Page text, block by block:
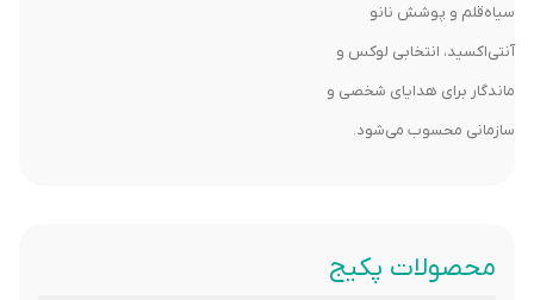
سیاه‌قلم و پوشش نانو
آنتی‌اکسید، انتخابی لوکس و
ماندگار برای هدایای شخصی و
سازمانی محسوب می‌شود.
محصولات پکیج